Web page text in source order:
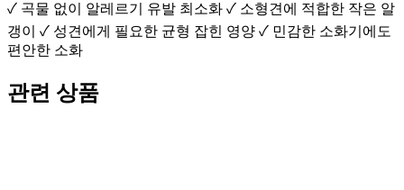
✓ 곡물 없이 알레르기 유발 최소화 ✓ 소형견에 적합한 작은 알
갱이 ✓ 성견에게 필요한 균형 잡힌 영양 ✓ 민감한 소화기에도
편안한 소화
관련 상품